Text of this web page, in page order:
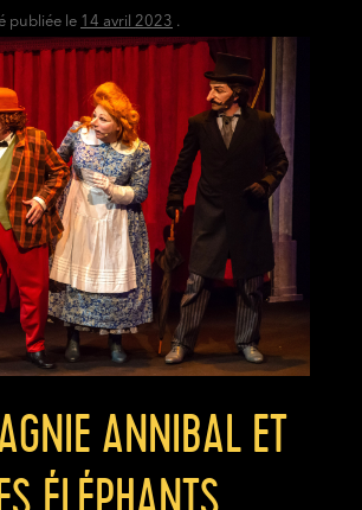
publiée le 14 avril 2023 .
ANNIBAL ET